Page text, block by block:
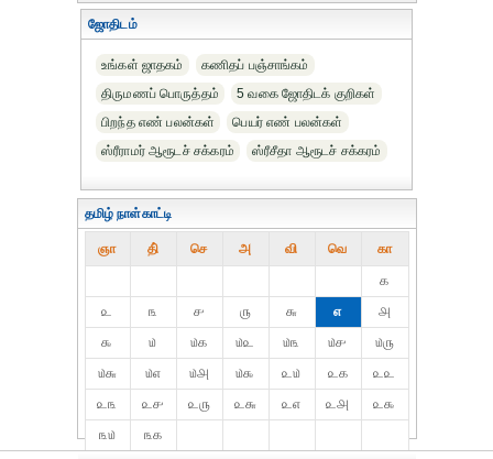
ஜோதிடம்
உங்கள் ஜாதகம்
கணிதப் பஞ்சாங்கம்
திருமணப் பொருத்தம்
5 வகை ஜோதிடக் குறிகள்
பிறந்த எண் பலன்கள்
பெயர் எண் பலன்கள்
ஸ்ரீராமர் ஆரூடச் சக்கரம்
ஸ்ரீசீதா ஆரூடச் சக்கரம்
தமிழ் நாள்காட்டி
ஞா தி் செ அ வி வெ கா
௧
௨
௩ ௪ ௫ ௬ ௭
௮
௯
௰ ௰௧ ௰௨ ௰௩ ௰௪
௰௫
௰௬
௰௭ ௰௮ ௰௯ ௨௰ ௨௧
௨௨
௨௩
௨௪ ௨௫ ௨௬ ௨௭ ௨௮
௨௯
௩௰
௩௧